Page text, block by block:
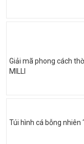
Giải mã phong cách
MILLI
Túi hình cá bỗng nhiên